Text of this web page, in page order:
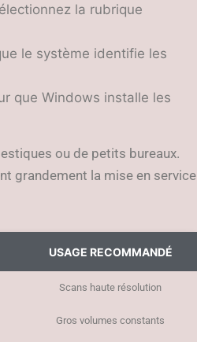
la rubrique
le système identifie les
que Windows installe les
ou de petits bureaux.
grandement la mise en service
USAGE RECOMMANDÉ
Scans haute résolution
Gros volumes constants